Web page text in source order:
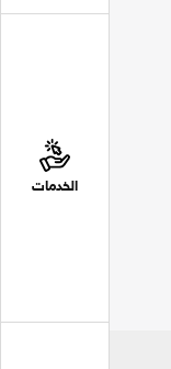
الخدمات